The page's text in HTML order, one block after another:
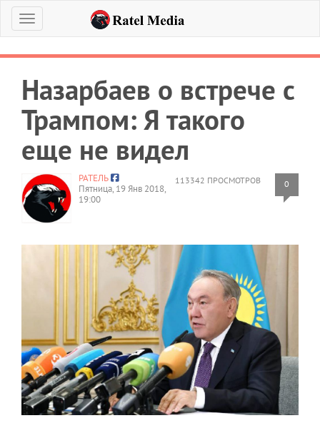
Меню
Назарбаев о встрече с
Трампом: Я такого
еще не видел
113342 ПРОСМОТРОВ 0
РАТЕЛЬ
Пятница, 19 Янв 2018,
19:00